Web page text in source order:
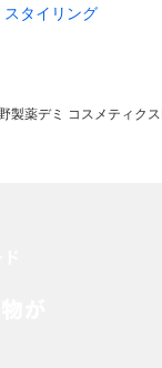
スタイリング
製薬デミ コスメティクス